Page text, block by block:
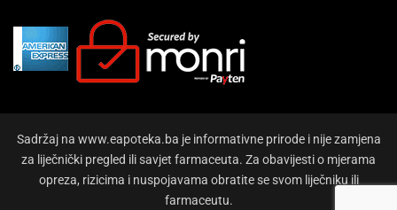
Sadržaj na www.eapoteka.ba je informativne prirode i nije zamjena
za liječnički pregled ili savjet farmaceuta. Za obavijesti o mjerama
opreza, rizicima i nuspojavama obratite se svom liječniku ili
farmaceutu.